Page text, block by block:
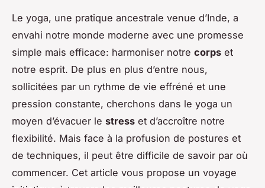
Le yoga, une pratique ancestrale venue d’Inde, a
envahi notre monde moderne avec une promesse
simple mais efficace: harmoniser notre corps et
notre esprit. De plus en plus d’entre nous,
sollicitées par un rythme de vie effréné et une
pression constante, cherchons dans le yoga un
moyen d’évacuer le stress et d’accroître notre
flexibilité. Mais face à la profusion de postures et
de techniques, il peut être difficile de savoir par où
commencer. Cet article vous propose un voyage